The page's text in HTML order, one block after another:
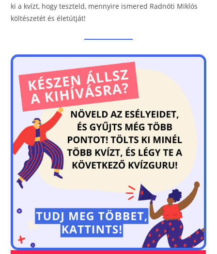
ki a kvízt, hogy teszteld, mennyire ismered Radnóti Miklós
költészetét és életútját!